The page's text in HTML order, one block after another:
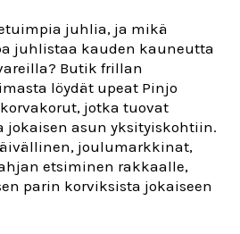
juhlia, ja mikä
juhlistaa kauden kauneutta
Butik frillan
löydät upeat Pinjo
jotka tuovat
jokaisen asun yksityiskohtiin.
joulumarkkinat,
etsiminen rakkaalle,
parin korviksista jokaiseen